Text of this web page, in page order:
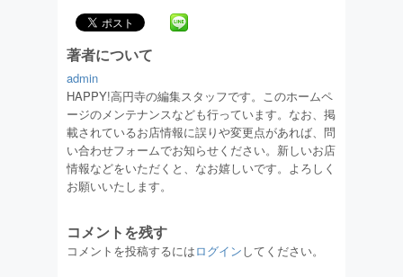
著者について
admin
HAPPY!高円寺の編集スタッフです。このホームペ
ージのメンテナンスなども行っています。なお、掲
載されているお店情報に誤りや変更点があれば、問
い合わせフォームでお知らせください。新しいお店
情報などをいただくと、なお嬉しいです。よろしく
お願いいたします。
コメントを残す
コメントを投稿するにはログインしてください。